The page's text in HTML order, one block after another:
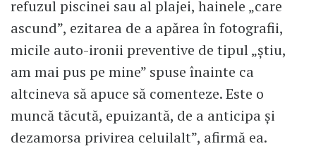
refuzul piscinei sau al plajei, hainele „care
ascund”, ezitarea de a apărea în fotografii,
micile auto-ironii preventive de tipul „știu,
am mai pus pe mine” spuse înainte ca
altcineva să apuce să comenteze. Este o
muncă tăcută, epuizantă, de a anticipa și
dezamorsa privirea celuilalt”, afirmă ea.